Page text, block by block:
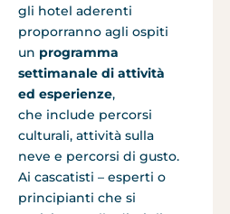
gli hotel aderenti
proporranno agli ospiti
un programma
settimanale di attività
ed esperienze,
che include percorsi
culturali, attività sulla
neve e percorsi di gusto.
Ai cascatisti – esperti o
principianti che si